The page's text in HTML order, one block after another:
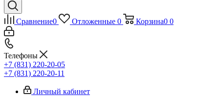
Сравнение0 Отложенные 0 Корзина0 0
Телефоны
+7 (831) 220-20-05
+7 (831) 220-20-11
Личный кабинет